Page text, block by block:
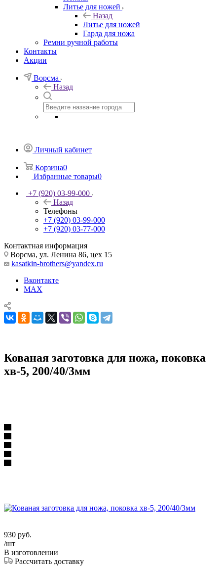
Литье для ножей
Назад
Литье для ножей
Гарда для ножа
Ремни ручной работы
Контакты
Акции
Ворсма
Назад
Личный кабинет
Корзина0
Избранные товары0
+7 (920) 03-99-000
Назад
Телефоны
+7 (920) 03-99-000
+7 (920) 03-77-000
Контактная информация
Ворсма, ул. Ленина 86, цех 15
kasatkin-brothers@yandex.ru
Вконтакте
MAX
Кованая заготовка для ножа, поковка
хв-5, 200/40/3мм
930 руб.
/шт
В изготовлении
Рассчитать доставку